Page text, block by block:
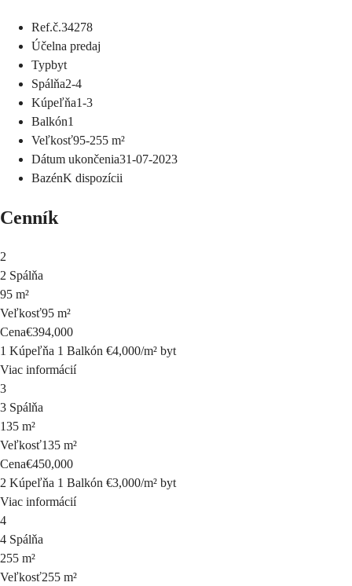
Ref.č.34278
Účelna predaj
Typbyt
Spálňa2-4
Kúpeľňa1-3
Balkón1
Veľkosť95-255 m²
Dátum ukončenia31-07-2023
BazénK dispozícii
Cenník
2
2 Spálňa
95 m²
Veľkosť95 m²
Cena€394,000
1 Kúpeľňa 1 Balkón €4,000/m² byt
Viac informácií
3
3 Spálňa
135 m²
Veľkosť135 m²
Cena€450,000
2 Kúpeľňa 1 Balkón €3,000/m² byt
Viac informácií
4
4 Spálňa
255 m²
Veľkosť255 m²